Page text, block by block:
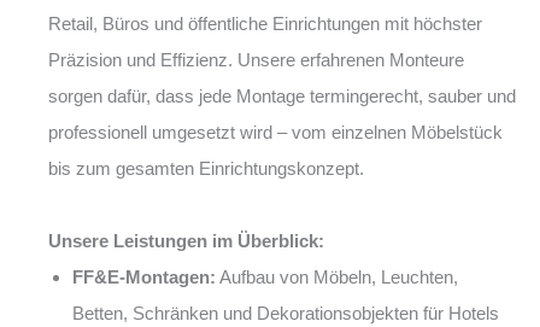
Retail, Büros und öffentliche Einrichtungen mit höchster
Präzision und Effizienz. Unsere erfahrenen Monteure
sorgen dafür, dass jede Montage termingerecht, sauber und
professionell umgesetzt wird – vom einzelnen Möbelstück
bis zum gesamten Einrichtungskonzept.
Unsere Leistungen im Überblick:
FF&E-Montagen: Aufbau von Möbeln, Leuchten,
Betten, Schränken und Dekorationsobjekten für Hotels